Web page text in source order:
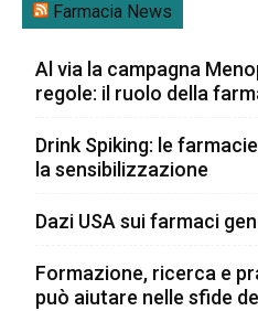
Farmacia News
Al via la campagna
regole: il ruolo della
Drink Spiking: le
la sensibilizzazione
Dazi USA sui farmaci
Formazione, ricerca e
può aiutare nelle sfide